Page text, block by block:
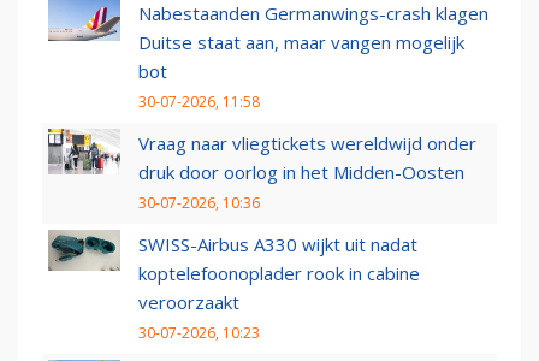
Nabestaanden Germanwings-crash klagen
Duitse staat aan, maar vangen mogelijk
bot
30-07-2026, 11:58
Vraag naar vliegtickets wereldwijd onder
druk door oorlog in het Midden-Oosten
30-07-2026, 10:36
SWISS-Airbus A330 wijkt uit nadat
koptelefoonoplader rook in cabine
veroorzaakt
30-07-2026, 10:23